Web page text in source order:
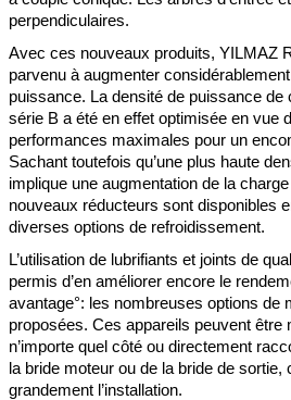
perpendiculaires.
Avec ces nouveaux produits, YILMAZ
parvenu à augmenter
puissance. La densité de puissance de
série B a été en effet optimisée en vue
performances maximales pour un
Sachant toutefois qu’une plus haute
implique une augmentation de la
nouveaux réducteurs sont disponibles
diverses options de refroidissement.
L’utilisation de lubrifiants et joints de
permis d’en améliorer encore le
avantage°: les nombreuses options de
proposées. Ces appareils peuvent être
n’importe quel côté ou directement
la bride moteur ou de la bride de sortie,
grandement l’installation.